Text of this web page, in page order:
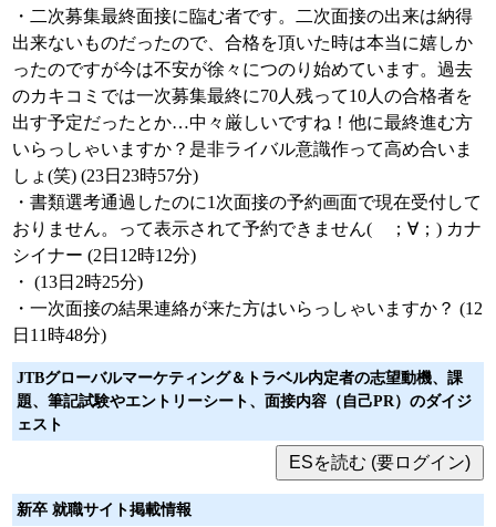
・二次募集最終面接に臨む者です。二次面接の出来は納得
出来ないものだったので、合格を頂いた時は本当に嬉しか
ったのですが今は不安が徐々につのり始めています。過去
のカキコミでは一次募集最終に70人残って10人の合格者を
出す予定だったとか…中々厳しいですね！他に最終進む方
いらっしゃいますか？是非ライバル意識作って高め合いま
しょ(笑) (23日23時57分)
・書類選考通過したのに1次面接の予約画面で現在受付して
おりません。って表示されて予約できません( ；∀；) カナ
シイナー (2日12時12分)
・ (13日2時25分)
・一次面接の結果連絡が来た方はいらっしゃいますか？ (12
日11時48分)
JTBグローバルマーケティング＆トラベル内定者の志望動機、課
題、筆記試験やエントリーシート、面接内容（自己PR）のダイジ
ェスト
新卒 就職サイト掲載情報